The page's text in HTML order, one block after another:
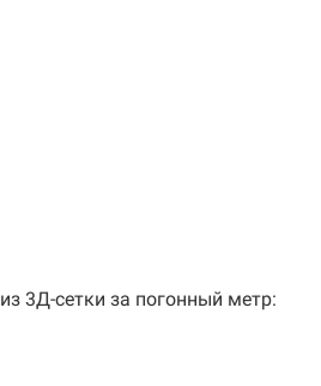
3Д-сетки за погонный метр: